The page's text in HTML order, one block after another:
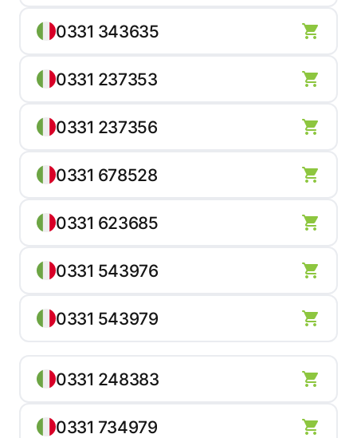
0331 343635
0331 237353
0331 237356
0331 678528
0331 623685
0331 543976
0331 543979
0331 248383
0331 734979